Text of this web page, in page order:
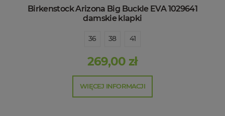
Birkenstock Arizona Big Buckle EVA 1029641
damskie klapki
36 38 41
269,00 zł
WIĘCEJ INFORMACJI